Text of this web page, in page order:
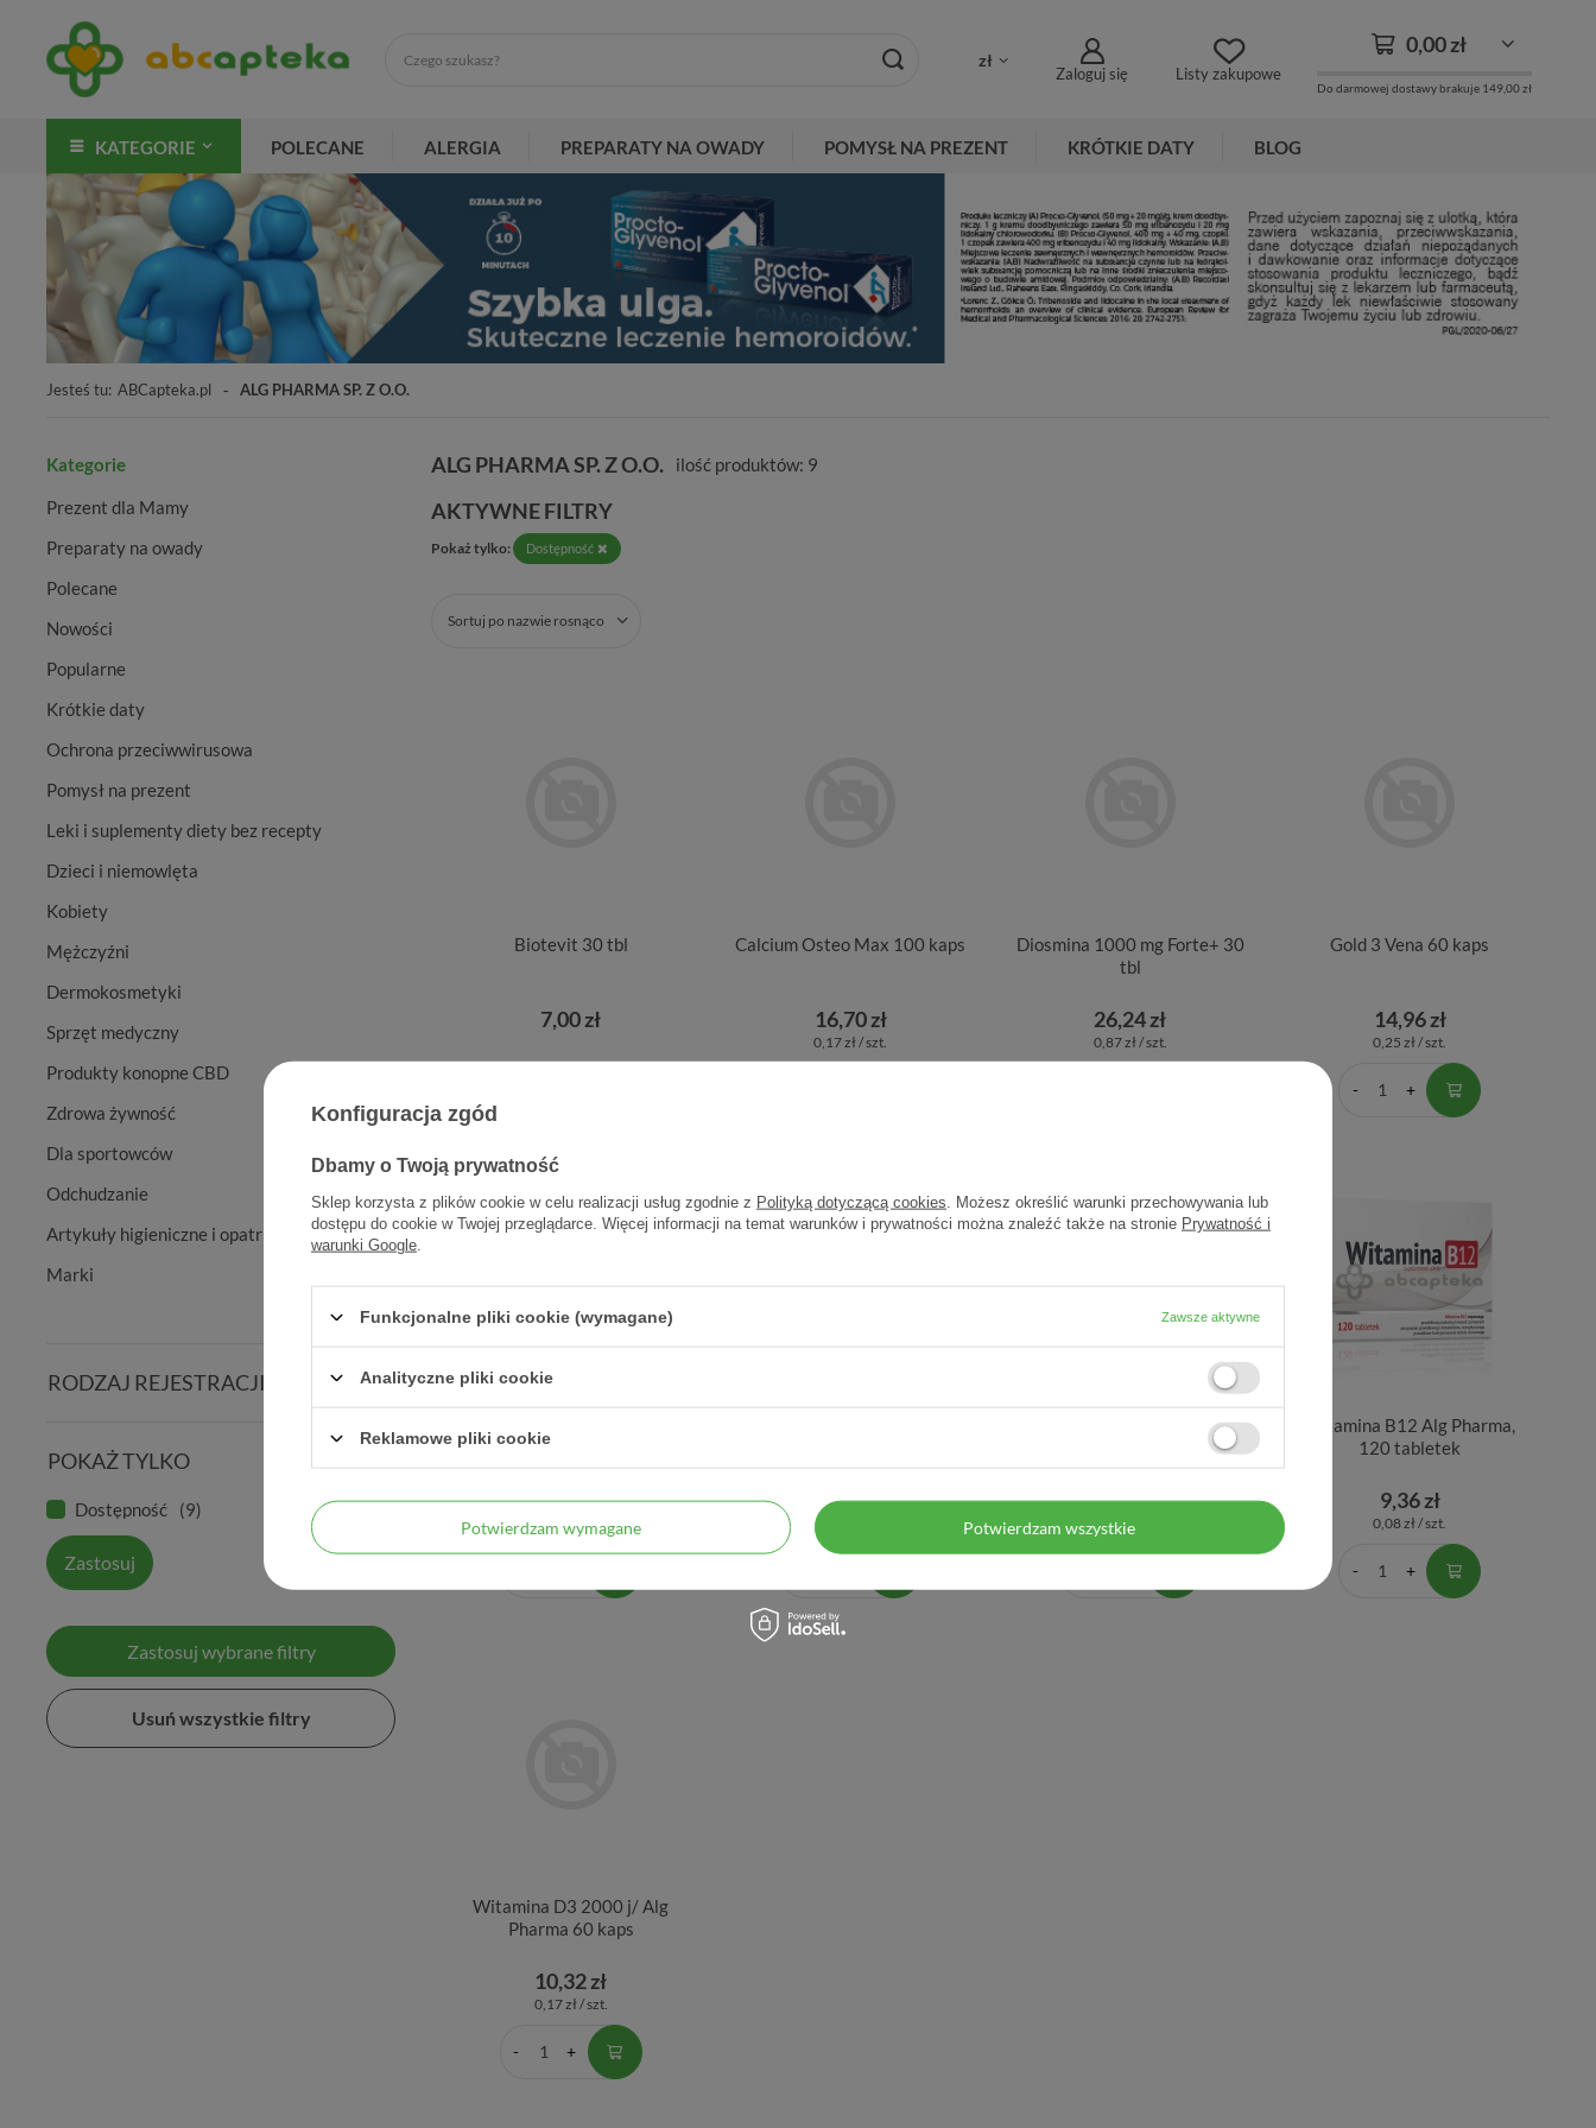
zł
Zaloguj się Listy zakupowe
0,00 zł
Do darmowej dostawy brakuje 149,00 zł
KATEGORIE POLECANE ALERGIA PREPARATY NA OWADY POMYSŁ NA PREZENT KRÓTKIE DATY BLOG
Jesteś tu: ABCapteka.pl ALG PHARMA SP. Z O.O.
Kategorie
Prezent dla Mamy
Preparaty na owady
Polecane
Nowości
Popularne
Krótkie daty
Ochrona przeciwwirusowa
Pomysł na prezent
Leki i suplementy diety bez recepty
Dzieci i niemowlęta
Kobiety
Mężczyźni
Dermokosmetyki
Sprzęt medyczny
Produkty konopne CBD
Zdrowa żywność
Dla sportowców
Odchudzanie
Artykuły higieniczne i opatrunkowe
Marki
RODZAJ REJESTRACJI
POKAŻ TYLKO
Dostępność 9
Zastosuj
Zastosuj wybrane filtry
Usuń wszystkie filtry
ALG PHARMA SP. Z O.O. ilość produktów: 9
AKTYWNE FILTRY
Pokaż tylko: Dostępność
Sortuj po nazwie rosnąco
Biotevit 30 tbl
7,00 zł
Calcium Osteo Max 100 kaps
16,70 zł
0,17 zł / szt.
Diosmina 1000 mg Forte+ 30
tbl
26,24 zł
0,87 zł / szt.
Gold 3 Vena 60 kaps
14,96 zł
0,25 zł / szt.
60 kaps
15,30 zł 9,14 zł
0,30 zł / szt.
Raphament 150, 30 tabletek
7,30 zł
0,24 zł / szt.
Witamina B12 Alg Pharma,
120 tabletek
9,36 zł
0,08 zł / szt.
Witamina D3 2000 j/ Alg
Pharma 60 kaps
10,32 zł
0,17 zł / szt.
Konfiguracja zgód
Dbamy o Twoją prywatność
Sklep korzysta z plików cookie w celu realizacji usług zgodnie z Polityką dotyczącą cookies . Możesz określić warunki przechowywania lub
dostępu do cookie w Twojej przeglądarce. Więcej informacji na temat warunków i prywatności można znaleźć także na stronie Prywatność i
warunki Google
Funkcjonalne pliki cookie (wymagane) Zawsze aktywne
Analityczne pliki cookie
Reklamowe pliki cookie
Potwierdzam wymagane Potwierdzam wszystkie